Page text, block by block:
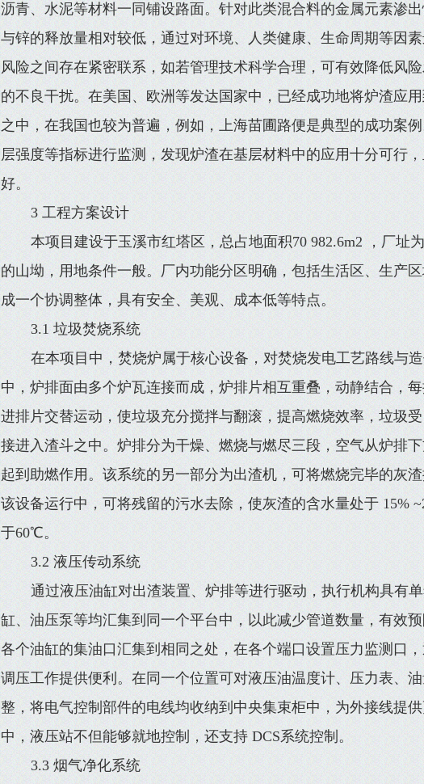
沥青、水泥等材料一同铺设路面。针对此类混合料的金属元素渗
与锌的释放量相对较低，通过对环境、人类健康、生命周期等因
风险之间存在紧密联系，如若管理技术科学合理，可有效降低风
的不良干扰。在美国、欧洲等发达国家中，已经成功地将炉渣应
之中，在我国也较为普遍，例如，上海苗圃路便是典型的成功案
层强度等指标进行监测，发现炉渣在基层材料中的应用十分可行
好。
3 工程方案设计
本项目建设于玉溪市红塔区，总占地面积70 982.6m2 ，厂址
的山坳，用地条件一般。厂内功能分区明确，包括生活区、生产
成一个协调整体，具有安全、美观、成本低等特点。
3.1 垃圾焚烧系统
在本项目中，焚烧炉属于核心设备，对焚烧发电工艺路线与
中，炉排面由多个炉瓦连接而成，炉排片相互重叠，动静结合，
进排片交替运动，使垃圾充分搅拌与翻滚，提高燃烧效率，垃圾
接进入渣斗之中。炉排分为干燥、燃烧与燃尽三段，空气从炉排
起到助燃作用。该系统的另一部分为出渣机，可将燃烧完毕的灰
该设备运行中，可将残留的污水去除，使灰渣的含水量处于 15%
于60℃。
3.2 液压传动系统
通过液压油缸对出渣装置、炉排等进行驱动，执行机构具有
缸、油压泵等均汇集到同一个平台中，以此减少管道数量，有效
各个油缸的集油口汇集到相同之处，在各个端口设置压力监测口
调压工作提供便利。在同一个位置可对液压油温度计、压力表、
整，将电气控制部件的电线均收纳到中央集束柜中，为外接线提
中，液压站不但能够就地控制，还支持 DCS系统控制。
3.3 烟气净化系统